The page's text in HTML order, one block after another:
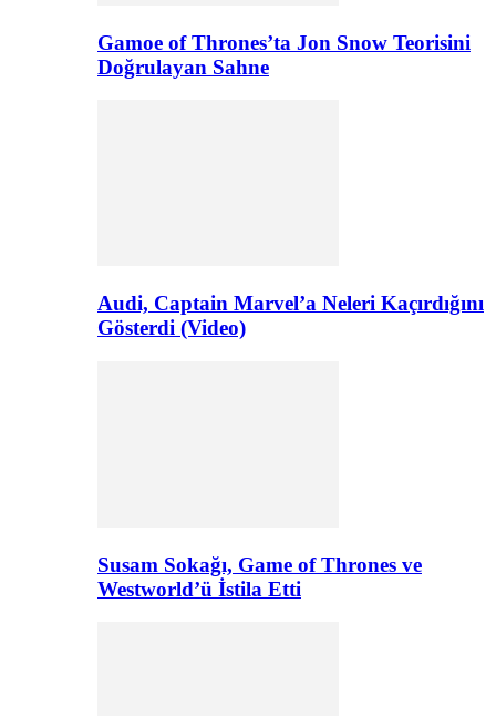
Gamoe of Thrones’ta Jon Snow Teorisini
Doğrulayan Sahne
Audi, Captain Marvel’a Neleri Kaçırdığını
Gösterdi (Video)
Susam Sokağı, Game of Thrones ve
Westworld’ü İstila Etti